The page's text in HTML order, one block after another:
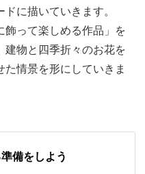
込んでしまう…」という
いね。
「ほっとできる時間」が
に描いていきます。
飾って楽しめる作品」を
建物と四季折々のお花を
た情景を形にしていきま
備をしよう